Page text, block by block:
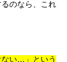
のなら、これ
ない…」という